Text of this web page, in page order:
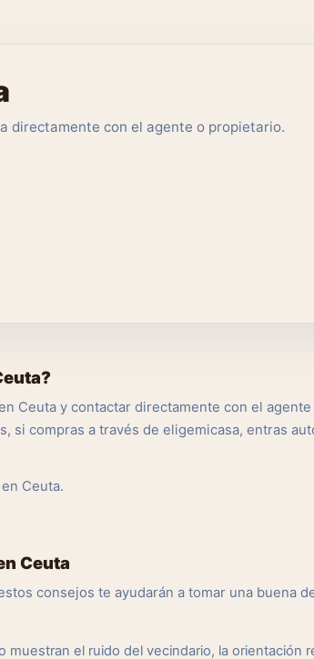
directamente con el agente o propietario.
Ceuta y contactar directamente con el
si compras a través de eligemicasa, entras
Ceuta.
Ceuta
consejos te ayudarán a tomar una buena
muestran el ruido del vecindario, la orientación